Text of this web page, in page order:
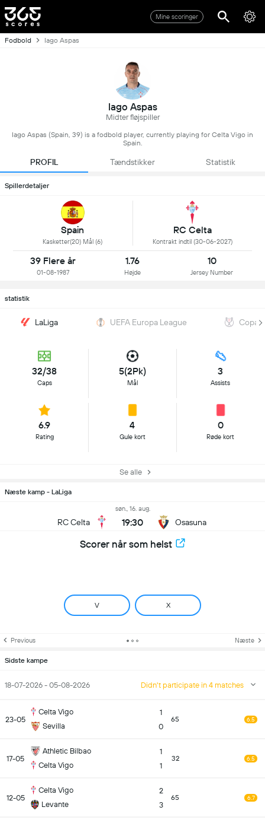
Mine scoringer
Fodbold Iago Aspas
Iago Aspas
Midter fløjspiller
Iago Aspas (Spain, 39) is a fodbold player, currently playing for Celta Vigo in
Spain.
PROFIL Tændstikker Statistik
Spillerdetaljer
Spain
Kasketter(20) Mål (6)
RC Celta
Kontrakt indtil (30-06-2027)
39 Flere år
01-08-1987
1.76
Højde
10
Jersey Number
statistik
LaLiga UEFA Europa League Copa
32/38
Caps
5(2Pk)
Mål
3
Assists
6.9
Rating
4
Gule kort
0
Røde kort
Se alle
Næste kamp - LaLiga
RC Celta
søn., 16. aug.
19:30 Osasuna
Scorer når som helst
V X
Previous Næste
Sidste kampe
18-07-2026 - 05-08-2026 Didn't participate in 4 matches
23-05
Celta Vigo
Sevilla
1
0
65 6.5
17-05
Athletic Bilbao
Celta Vigo
1
1
32 6.5
12-05
Celta Vigo
Levante
2
3
65 6.7